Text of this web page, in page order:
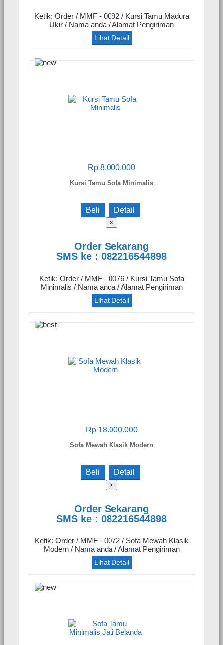
Ketik: Order / MMF - 0092 / Kursi Tamu Madura
Ukir / Nama anda / Alamat Pengiriman
Lihat Detail
Rp 8.000.000
Kursi Tamu Sofa Minimalis
Beli Detail
×
Order Sekarang
SMS ke : 082216544898
Ketik: Order / MMF - 0076 / Kursi Tamu Sofa
Minimalis / Nama anda / Alamat Pengiriman
Lihat Detail
Rp 18.000.000
Sofa Mewah Klasik Modern
Beli Detail
×
Order Sekarang
SMS ke : 082216544898
Ketik: Order / MMF - 0072 / Sofa Mewah Klasik
Modern / Nama anda / Alamat Pengiriman
Lihat Detail